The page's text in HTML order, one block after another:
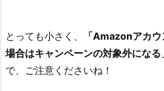
とっても小さく、
「Amazonアカ
場合はキャンペーンの対象外になる
で、ご注意くださいね！